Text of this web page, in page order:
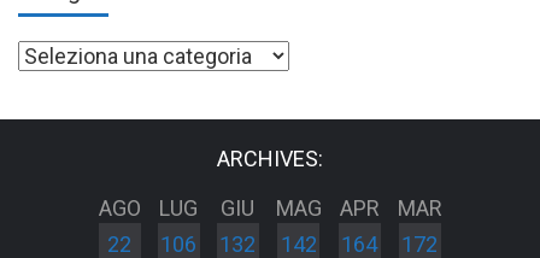
Categorie
ARCHIVES:
AGO
22
LUG
106
GIU
132
MAG
142
APR
164
MAR
172